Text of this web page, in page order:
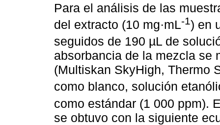
Para el análisis de las
del extracto (10 mg·mL-1) en
seguidos de 190 µL de
absorbancia de la mezcla se
(Multiskan SkyHigh, Thermo
como blanco, solución
como estándar (1 000 ppm).
se obtuvo con la siguiente